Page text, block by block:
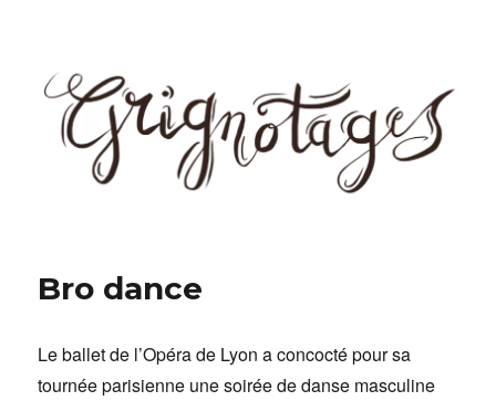
Bro dance
Le ballet de l’Opéra de Lyon a concocté pour sa
tournée parisienne une soirée de danse masculine